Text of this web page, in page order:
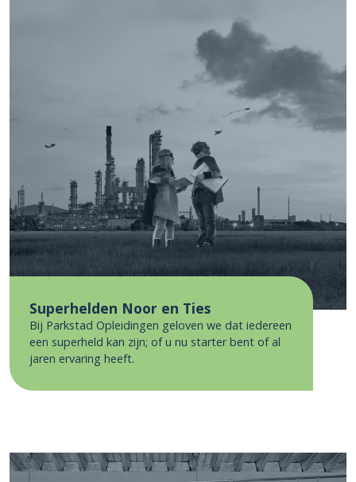
Superhelden Noor en Ties
Bij Parkstad Opleidingen geloven we dat iedereen
een superheld kan zijn; of u nu starter bent of al
jaren ervaring heeft.